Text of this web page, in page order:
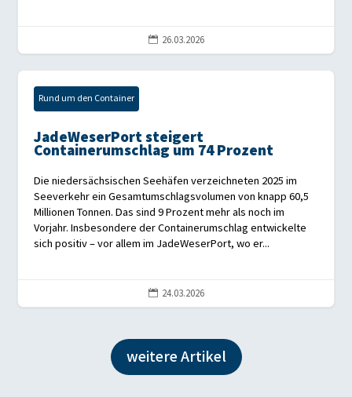
 26.03.2026
Rund um den Container
JadeWeserPort steigert
Containerumschlag um 74 Prozent
Die niedersächsischen Seehäfen verzeichneten 2025 im
Seeverkehr ein Gesamtumschlagsvolumen von knapp 60,5
Millionen Tonnen. Das sind 9 Prozent mehr als noch im
Vorjahr. Insbesondere der Containerumschlag entwickelte
sich positiv – vor allem im JadeWeserPort, wo er...
 24.03.2026
weitere Artikel